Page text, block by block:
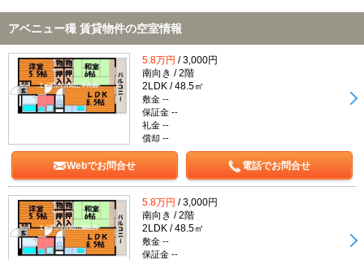
アベニュー穝 賃貸物件の空室情報
5.8万円 / 3,000円
南向き / 2階
2LDK / 48.5㎡
敷金 --
保証金 --
礼金 --
償却 --
Webでお問合せ 電話でお問合せ
5.8万円 / 3,000円
南向き / 2階
2LDK / 48.5㎡
敷金 --
保証金 --